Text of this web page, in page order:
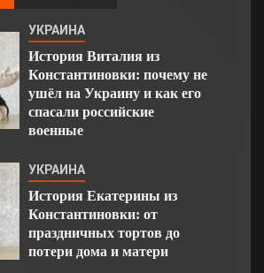
УКРАИНА
История Виталия из
Константиновки: почему не
ушёл на Украину и как его
спасали российские
военные
УКРАИНА
История Екатерины из
Константиновки: от
праздничных тортов до
потери дома и матери